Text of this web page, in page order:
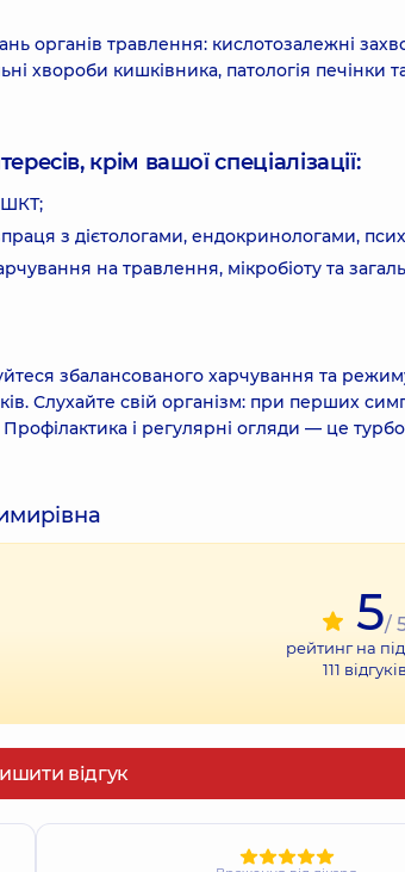
органів травлення: кислотозалежні
хвороби кишківника, патологія печінки
крім вашої спеціалізації:
ШКТ;
з дієтологами, ендокринологами,
на травлення, мікробіоту та
збалансованого харчування та
Слухайте свій організм: при перших
Профілактика і регулярні огляди — це
5/
рейтинг на
111 відгуків
відгук